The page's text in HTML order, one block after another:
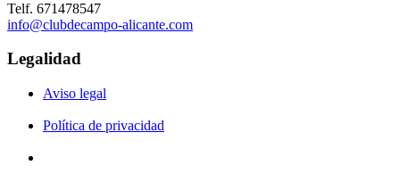
Telf. 671478547
info@clubdecampo-alicante.com
Legalidad
Aviso legal
Política de privacidad